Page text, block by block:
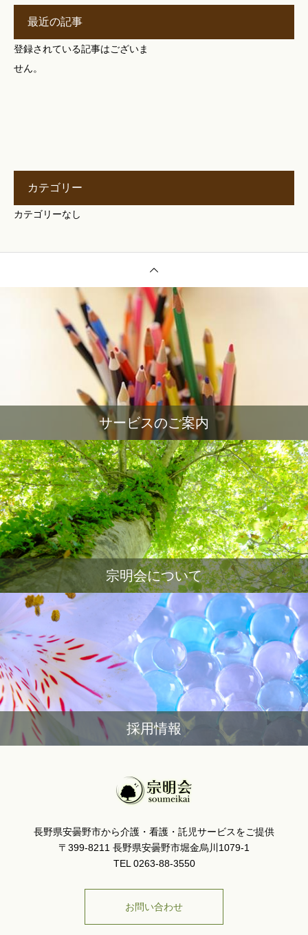
最近の記事
登録されている記事はございま
せん。
カテゴリー
カテゴリーなし
サービスのご案内
宗明会について
採用情報
長野県安曇野市から介護・看護・託児サービスをご提供
〒399-8211 長野県安曇野市堀金烏川1079-1
TEL 0263-88-3550
お問い合わせ